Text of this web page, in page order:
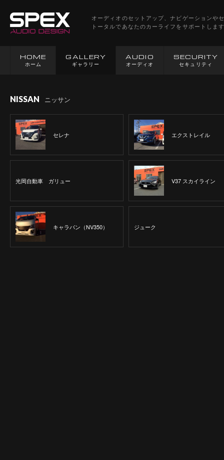
オーディオのセットアップ、ナビゲーションや
トータルであなたのカーライフをサポートしま
HOME
ホーム
GALLERY
ギャラリー
AUDIO
オーディオ
SECURITY
セキュリティ
NISSAN ニッサン
セレナ エクストレイル
光岡自動車 ガリュー V37 スカイライン
キャラバン（NV350） ジューク